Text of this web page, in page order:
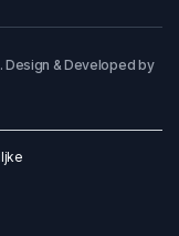
Design & Developed by